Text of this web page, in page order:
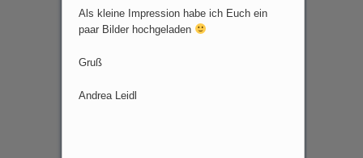
Als kleine Impression habe ich Euch ein
paar Bilder hochgeladen
Gruß
Andrea Leidl